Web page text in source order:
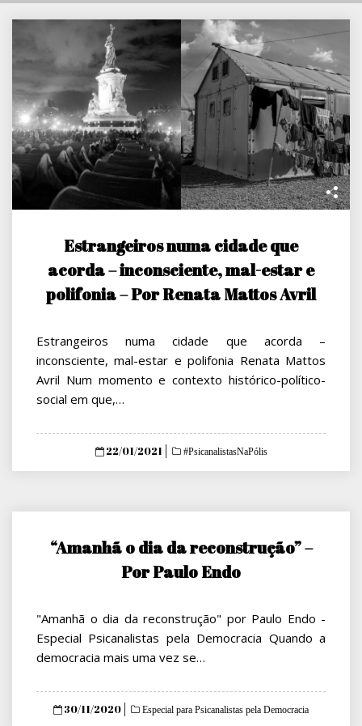
Estrangeiros numa cidade que
acorda – inconsciente, mal-estar e
polifonia – Por Renata Mattos Avril
Estrangeiros numa cidade que acorda –
inconsciente, mal-estar e polifonia Renata Mattos
Avril Num momento e contexto histórico-político-
social em que,…
Posted
22/01/2021 #PsicanalistasNaPólis
“Amanhã o dia da reconstrução” –
Por Paulo Endo
"Amanhã o dia da reconstrução" por Paulo Endo -
Especial Psicanalistas pela Democracia Quando a
democracia mais uma vez se…
Posted
30/11/2020 Especial para Psicanalistas pela Democracia